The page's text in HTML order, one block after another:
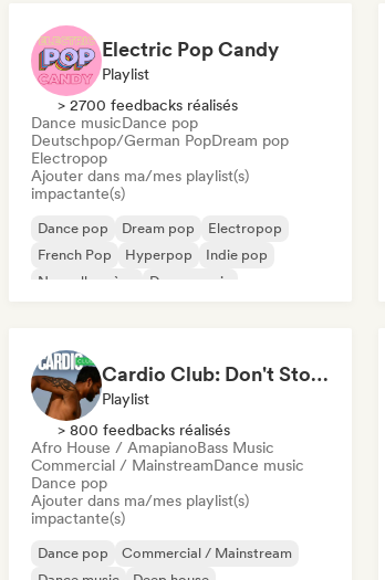
Electric Pop Candy
Playlist
> 2700 feedbacks réalisés
Dance musicDance pop
Deutschpop/German PopDream pop
Electropop
Ajouter dans ma/mes playlist(s)
impactante(s)
Dance pop Dream pop
Electropop
French Pop
Hyperpop
Indie pop
Nouvelle scène
Dance music
Cardio Club: Don't Stop! 💦
Playlist
> 800 feedbacks réalisés
Afro House / AmapianoBass Music
Commercial / MainstreamDance music
Dance pop
Ajouter dans ma/mes playlist(s)
impactante(s)
Dance pop
Commercial / Mainstream